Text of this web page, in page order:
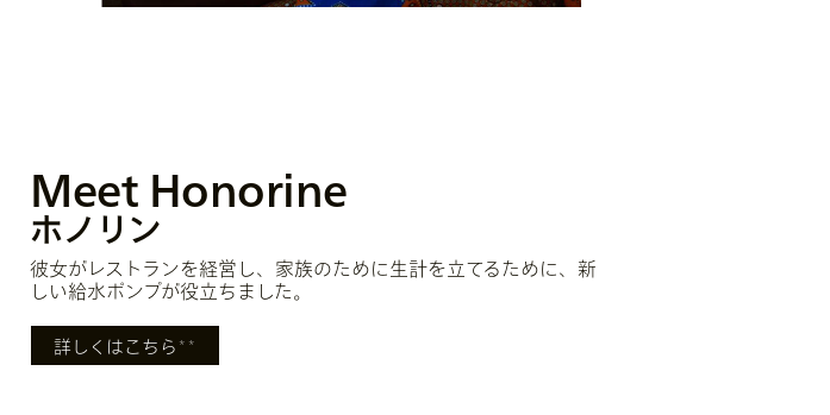
Meet Honorine
ホノリン
彼女がレストランを経営し、家族のために生計を立てるために、新
しい給水ポンプが役立ちました。
詳しくはこちら ＊＊